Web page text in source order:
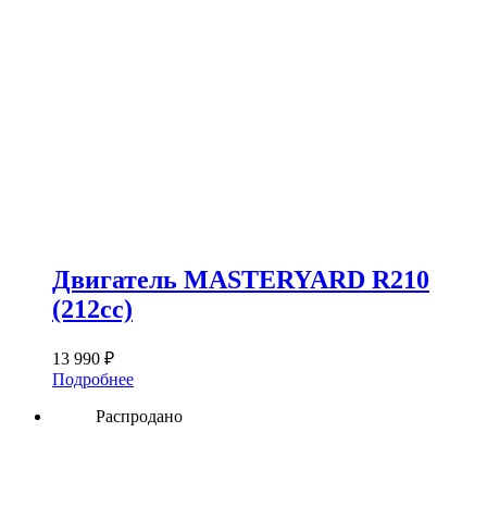
Двигатель MASTERYARD R210
(212сс)
13 990 ₽
Подробнее
Распродано